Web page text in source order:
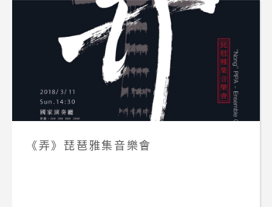
《弄》琵琶雅集音樂會